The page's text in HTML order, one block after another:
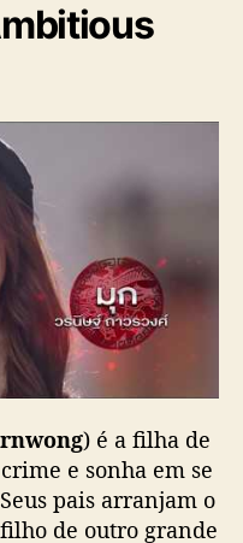
) é a filha de
e sonha em se
pais arranjam o
de outro grande